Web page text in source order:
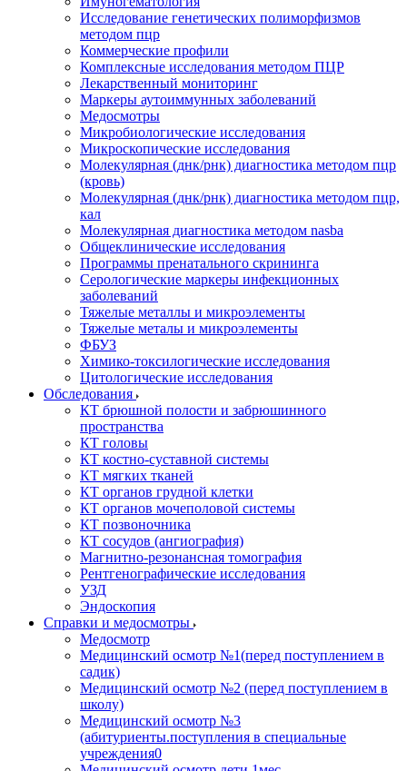
Исследование генетических полиморфизмов
методом пцр
Коммерческие профили
Комплексные исследования методом ПЦР
Лекарственный мониторинг
Маркеры аутоиммунных заболеваний
Медосмотры
Микробиологические исследования
Микроскопические исследования
Молекулярная (днк/рнк) диагностика методом пцр
(кровь)
Молекулярная (днк/рнк) диагностика методом пцр,
кал
Молекулярная диагностика методом nasba
Общеклинические исследования
Программы пренатального скрининга
Серологические маркеры инфекционных
заболеваний
Тяжелые металлы и микроэлементы
Тяжелые металы и микроэлементы
ФБУЗ
Химико-токсилогические исследования
Цитологические исследования
Обследования
КТ брюшной полости и забрюшинного
пространства
КТ головы
КТ костно-суставной системы
КТ мягких тканей
КТ органов грудной клетки
КТ органов мочеполовой системы
КТ позвоночника
КТ сосудов (ангиография)
Магнитно-резонансная томография
Рентгенографические исследования
УЗД
Эндоскопия
Справки и медосмотры
Медосмотр
Медицинский осмотр №1(перед поступлением в
садик)
Медицинский осмотр №2 (перед поступлением в
школу)
Медицинский осмотр №3
(абитуриенты.поступления в специальные
учреждения0